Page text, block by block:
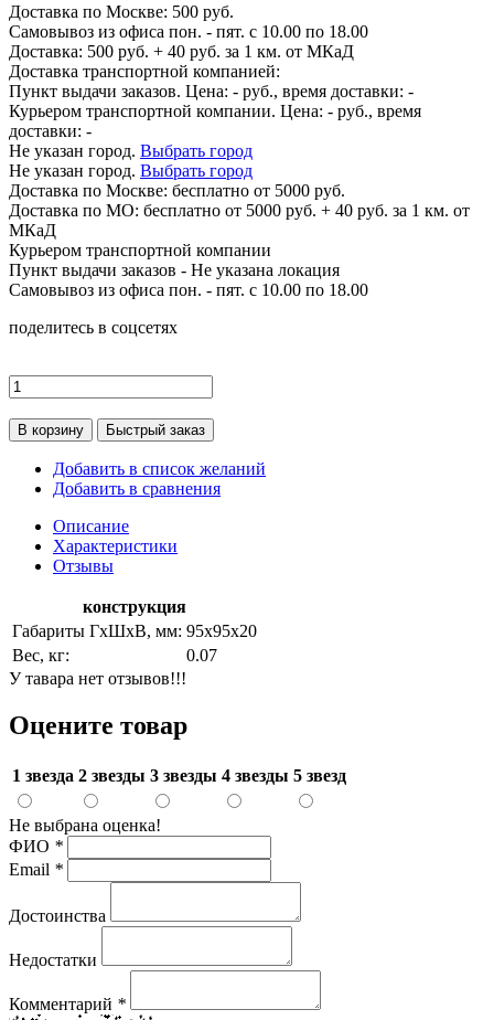
Доставка по Москве: 500 руб.
Самовывоз из офиса пон. - пят. с 10.00 по 18.00
Доставка: 500 руб. + 40 руб. за 1 км. от МКаД
Доставка транспортной компанией:
Пункт выдачи заказов. Цена: - руб., время доставки: -
Курьером транспортной компании. Цена: - руб., время
доставки: -
Не указан город. Выбрать город
Не указан город. Выбрать город
Доставка по Москве: бесплатно от 5000 руб.
Доставка по МО: бесплатно от 5000 руб. + 40 руб. за 1 км. от
МКаД
Курьером транспортной компании
Пункт выдачи заказов - Не указана локация
Самовывоз из офиса пон. - пят. с 10.00 по 18.00
поделитесь в соцсетях
В корзину Быстрый заказ
Добавить в список желаний
Добавить в сравнения
Описание
Характеристики
Отзывы
конструкция
Габариты ГхШхВ, мм: 95х95х20
Вес, кг:
0.07
У тавара нет отзывов!!!
Оцените товар
1 звезда 2 звезды 3 звезды 4 звезды 5 звезд
Не выбрана оценка!
ФИО *
Email *
Достоинства
Недостатки
Комментарий *